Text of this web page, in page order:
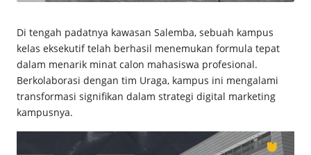
Di tengah padatnya kawasan Salemba, sebuah kampus
kelas eksekutif telah berhasil menemukan formula tepat
dalam menarik minat calon mahasiswa profesional.
Berkolaborasi dengan tim Uraga, kampus ini mengalami
transformasi signifikan dalam strategi digital marketing
kampusnya.